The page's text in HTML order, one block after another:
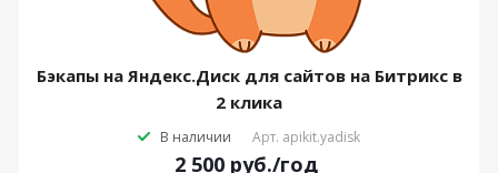
Бэкапы на Яндекс.Диск для сайтов на Битрикс в
2 клика
В наличии Арт. apikit.yadisk
2 500 руб./год